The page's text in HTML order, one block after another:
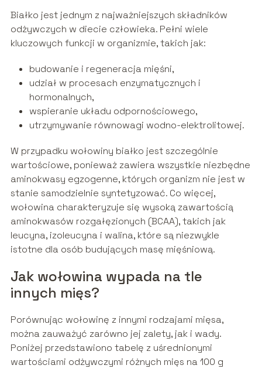
Białko jest jednym z najważniejszych składników
odżywczych w diecie człowieka. Pełni wiele
kluczowych funkcji w organizmie, takich jak:
budowanie i regeneracja mięśni,
udział w procesach enzymatycznych i
hormonalnych,
wspieranie układu odpornościowego,
utrzymywanie równowagi wodno-elektrolitowej.
W przypadku wołowiny białko jest szczególnie
wartościowe, ponieważ zawiera wszystkie niezbędne
aminokwasy egzogenne, których organizm nie jest w
stanie samodzielnie syntetyzować. Co więcej,
wołowina charakteryzuje się wysoką zawartością
aminokwasów rozgałęzionych (BCAA), takich jak
leucyna, izoleucyna i walina, które są niezwykle
istotne dla osób budujących masę mięśniową.
Jak wołowina wypada na tle
innych mięs?
Porównując wołowinę z innymi rodzajami mięsa,
można zauważyć zarówno jej zalety, jak i wady.
Poniżej przedstawiono tabelę z uśrednionymi
wartościami odżywczymi różnych mięs na 100 g